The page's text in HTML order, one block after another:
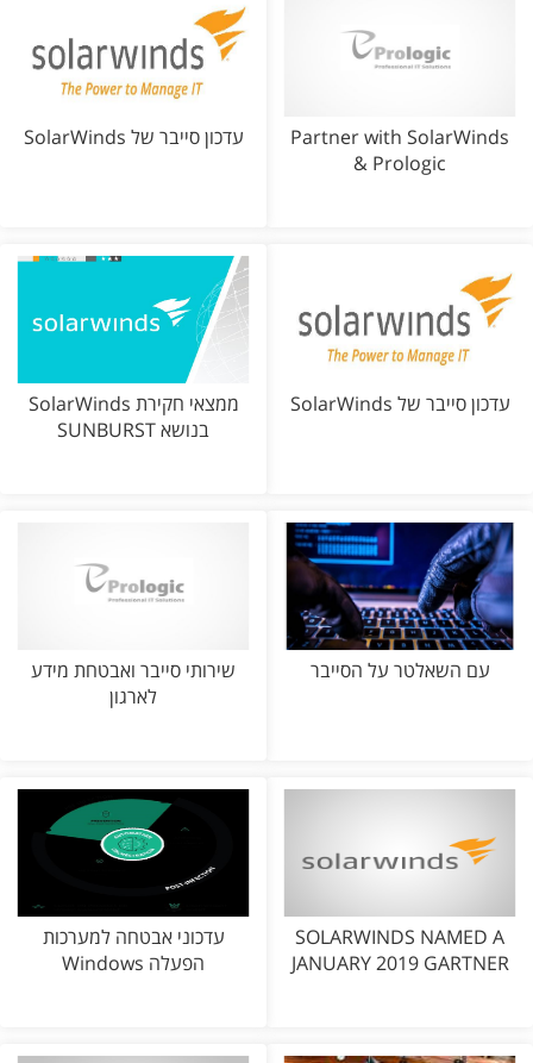
Partner with SolarWinds
& Prologic
עדכון סייבר של SolarWinds
עדכון סייבר של SolarWinds
ממצאי חקירת SolarWinds
בנושא SUNBURST
עם השאלטר על הסייבר
שירותי סייבר ואבטחת מידע
לארגון
SOLARWINDS NAMED A
JANUARY 2019 GARTNER
עדכוני אבטחה למערכות
הפעלה Windows